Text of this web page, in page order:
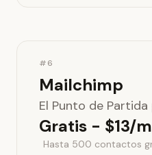
#6
Mailchimp
El Punto de
Gratis - $13/
Hasta 500 contactos